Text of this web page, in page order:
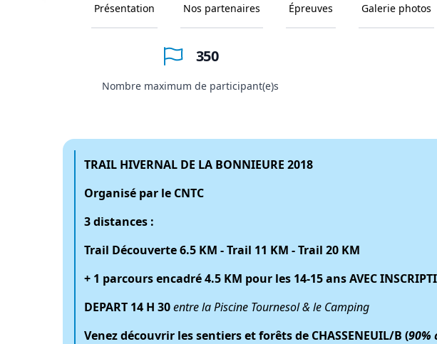
Présentation Nos partenaires Épreuves Galerie photos
350
Nombre maximum de participant(e)s
TRAIL HIVERNAL DE LA BONNIEURE 2018
Organisé par le CNTC
3 distances :
Trail Découverte 6.5 KM - Trail 11 KM - Trail 20 KM
+ 1 parcours encadré 4.5 KM pour les 14-15 ans AVEC
DEPART 14 H 30entre la Piscine Tournesol & le Camping
Venez découvrir les sentiers et forêts de CHASSENEUIL/B (90%